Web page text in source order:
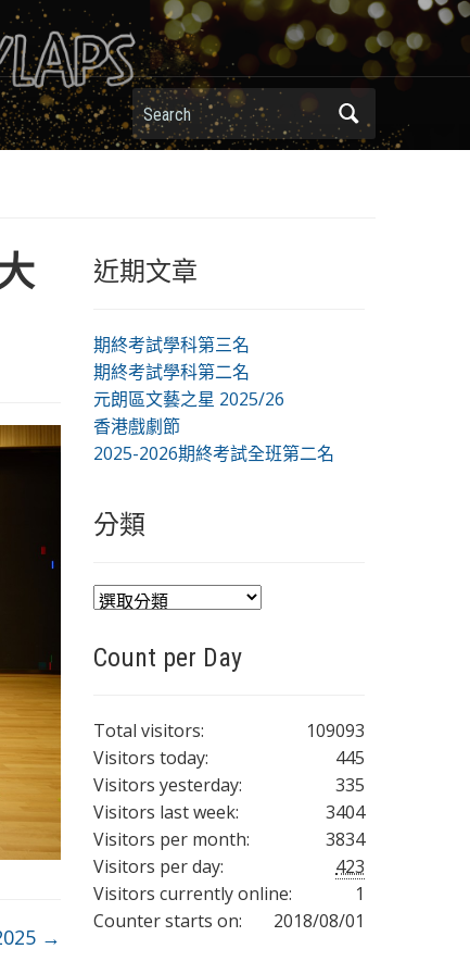
Search
→
近期文章
期終考試學科第三名
期終考試學科第二名
元朗區文藝之星 2025/26
香港戲劇節
2025-2026期終考試全班第二名
分類
分
Count per Day
109093
Total visitors:
445
Visitors today:
335
Visitors yesterday:
3404
Visitors last week:
3834
Visitors per month:
423
Visitors per day:
1
Visitors currently online:
2018/08/01
Counter starts on: